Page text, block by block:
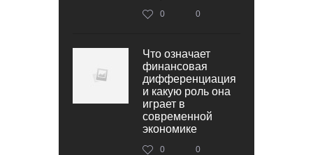
0 0
Что означает
финансовая
дифференциация
и какую роль она
играет в
современной
экономике
0 0